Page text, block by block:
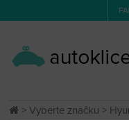
>Vyberte značku >